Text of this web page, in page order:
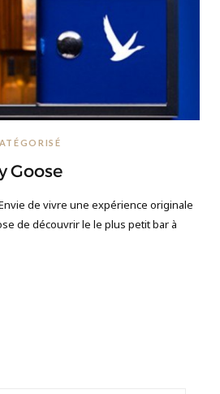
Goose
de vivre une expérience originale
de découvrir le le plus petit bar à